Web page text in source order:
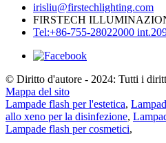
irisliu@firstechlighting.com
FIRSTECH
Tel:+86-755-28022000
© Diritto d'autore - 2024: Tutti i
Mappa del sito
Lampade flash per l'estetica,
allo xeno per la disinfezione,
Lampade flash per cosmetici,